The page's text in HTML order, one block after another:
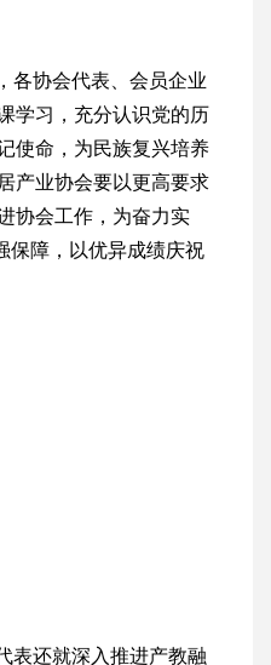
协会代表、会员企业
学习，充分认识党的历
使命，为民族复兴培养
产业协会要以更高要求
协会工作，为奋力实
保障，以优异成绩庆祝
还就深入推进产教融